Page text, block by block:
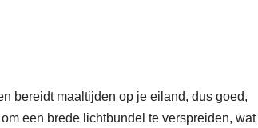
bereidt maaltijden op je eiland, dus goed,
een brede lichtbundel te verspreiden, wat